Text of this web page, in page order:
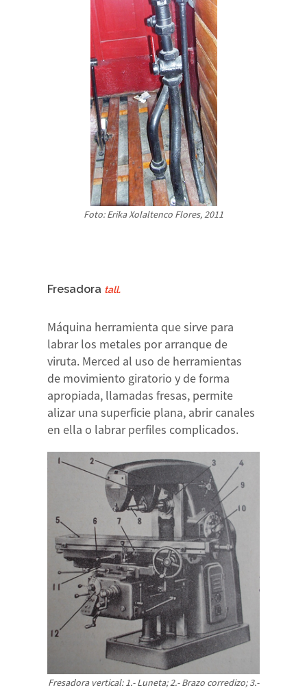
Foto: Erika Xolaltenco Flores, 2011
Fresadora tall.
Máquina herramienta que sirve para
labrar los metales por arranque de
viruta. Merced al uso de herramientas
de movimiento giratorio y de forma
apropiada, llamadas fresas, permite
alizar una superficie plana, abrir canales
en ella o labrar perfiles complicados.
Fresadora vertical: 1.- Luneta; 2.- Brazo corredizo; 3.-